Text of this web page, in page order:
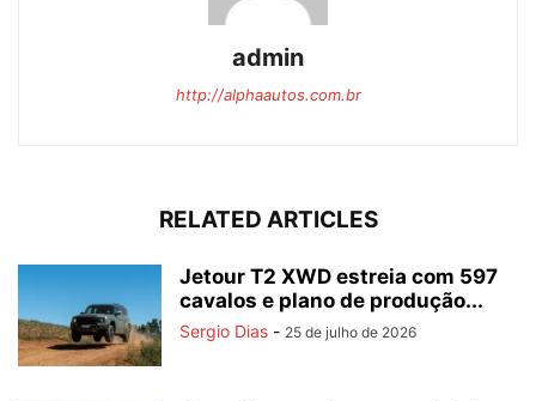
admin
http://alphaautos.com.br
RELATED ARTICLES
Jetour T2 XWD estreia com 597
cavalos e plano de produção...
Sergio Dias - 25 de julho de 2026